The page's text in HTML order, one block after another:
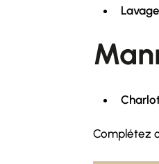
Complétez